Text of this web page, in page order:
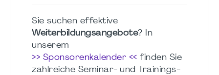
Sie suchen effektive
Weiterbildungsangebote? In
unserem
>> Sponsorenkalender << finden Sie
zahlreiche Seminar- und Trainings-